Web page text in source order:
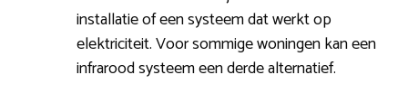
installatie of een systeem dat werkt op
elektriciteit. Voor sommige woningen kan een
infrarood systeem een derde alternatief.